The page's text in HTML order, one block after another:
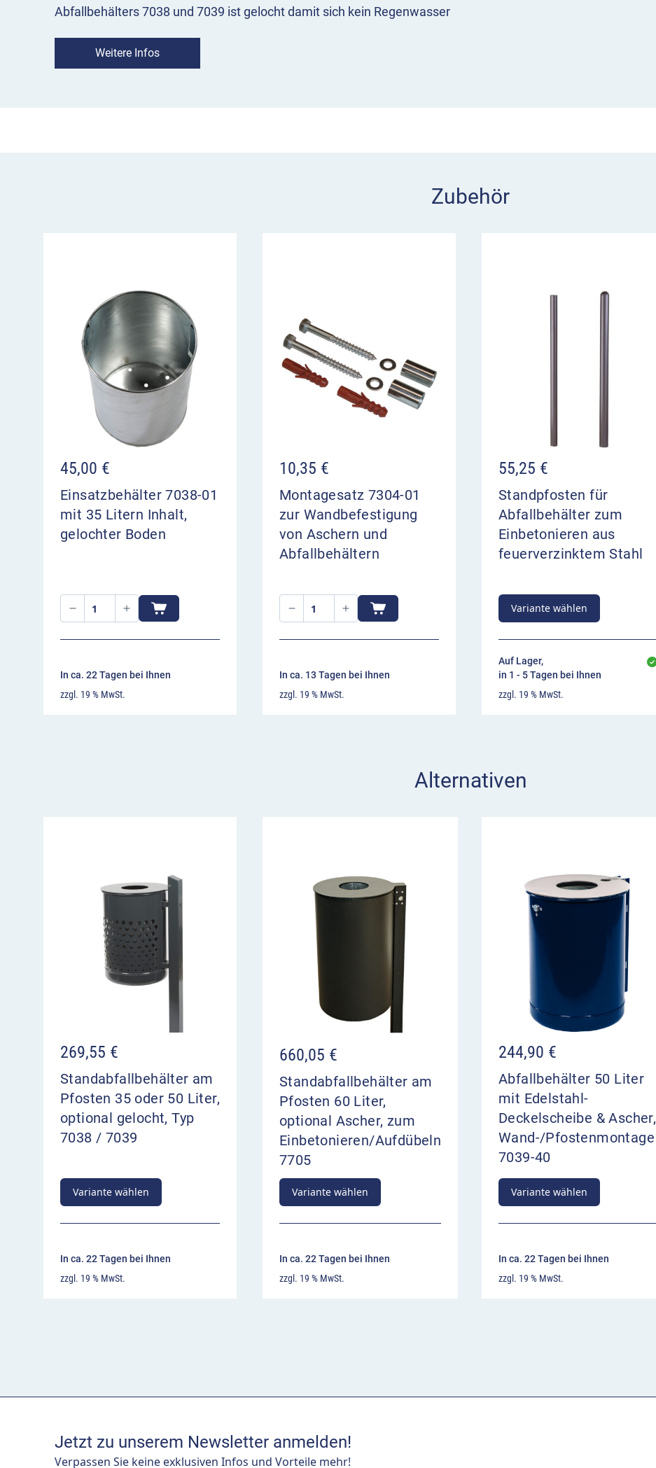
Abfallbehälters 7038 und 7039 ist gelocht damit sich kein Regenwasser
Behälter: Stahlblech 1,25 mm
Deckelscheibe: Stahlblech 4,0 mm
Befestigungsschiene: Stahlblech 3,0 mm
geeignet zur Wand- und Pfostenbefestigung
Einwurföffnung in der Deckelscheibe Ø 150 mm
Technisch bedingt erscheinen Farbausführungen auf Ihrem Endgerät
möglicherweise abweichend zu dem tatsächlich geliefertem Produkt.
Weitere Infos
Zubehör
45,00 €
Einsatzbehälter 7038-01
mit 35 Litern Inhalt,
gelochter Boden
In ca. 22 Tagen bei Ihnen
zzgl. 19 % MwSt.
10,35 €
Montagesatz 7304-01
zur Wandbefestigung
von Aschern und
Abfallbehältern
In ca. 13 Tagen bei Ihnen
zzgl. 19 % MwSt.
55,25 €
Standpfosten für
Abfallbehälter zum
Einbetonieren aus
feuerverzinktem Stahl
Variante wählen
Auf Lager,
in 1 - 5 Tagen bei Ihnen
zzgl. 19 % MwSt.
Alternativen
269,55 €
Standabfallbehälter am
Pfosten 35 oder 50 Liter,
optional gelocht, Typ
7038 / 7039
Variante wählen
In ca. 22 Tagen bei Ihnen
zzgl. 19 % MwSt.
660,05 €
Standabfallbehälter am
Pfosten 60 Liter,
optional Ascher, zum
Einbetonieren/Aufdübeln
7705
Variante wählen
In ca. 22 Tagen bei Ihnen
zzgl. 19 % MwSt.
244,90 €
Abfallbehälter 50 Liter
mit Edelstahl-
Deckelscheibe & Ascher,
Wand-/Pfostenmontage
7039-40
Variante wählen
In ca. 22 Tagen bei Ihnen
zzgl. 19 % MwSt.
Jetzt zu unserem Newsletter anmelden!
Verpassen Sie keine exklusiven Infos und Vorteile mehr!